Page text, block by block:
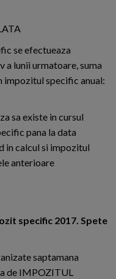
se efectueaza
a lunii urmatoare, suma
impozitul specific anual:
sa existe in cursul
pana la data
in calcul si impozitul
anterioare
specific 2017. Spete
saptamana
de IMPOZITUL